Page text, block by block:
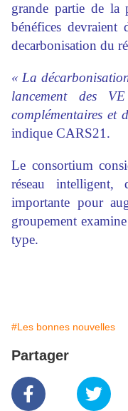
grande partie de la
bénéfices devraient
decarbonisation du
« La
lancement des
complémentaires et
indique CARS21.
Le consortium
réseau
importante pour
groupement
type.
#Les bonnes nouvelles
Partager